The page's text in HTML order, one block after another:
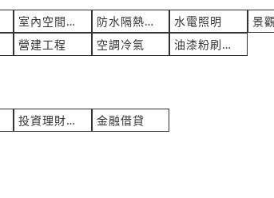
室內空間設計 防水隔熱隔音 水電照明
營建工程 空調冷氣 油漆粉刷壁紙
投資理財保險 金融借貸